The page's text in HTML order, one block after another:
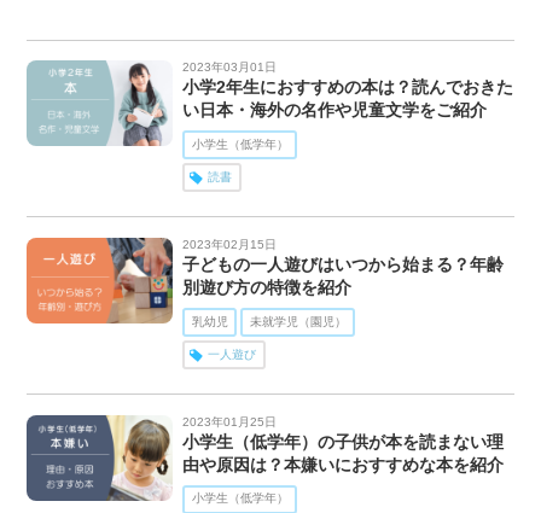
2023年03月01日
小学2年生におすすめの本は？読んでおきた
い日本・海外の名作や児童文学をご紹介
小学生（低学年）
読書
2023年02月15日
子どもの一人遊びはいつから始まる？年齢
別遊び方の特徴を紹介
乳幼児 未就学児（園児）
一人遊び
2023年01月25日
小学生（低学年）の子供が本を読まない理
由や原因は？本嫌いにおすすめな本を紹介
小学生（低学年）